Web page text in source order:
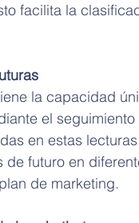
facilita la
la capacidad
el
en estas
futuro en
de marketing.